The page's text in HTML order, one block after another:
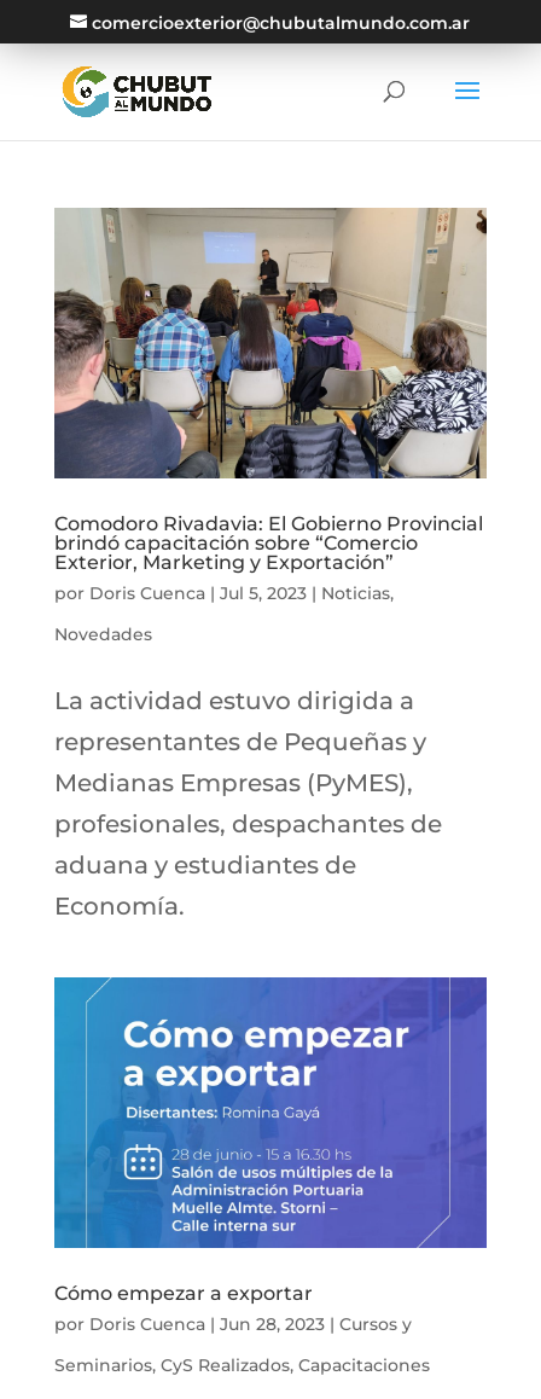
comercioexterior@chubutalmundo.com.ar
Comodoro Rivadavia: El Gobierno Provincial
brindó capacitación sobre “Comercio
Exterior, Marketing y Exportación”
por Doris Cuenca| Jul 5, 2023| Noticias,
Novedades
La actividad estuvo dirigida a
representantes de Pequeñas y
Medianas Empresas (PyMES),
profesionales, despachantes de
aduana y estudiantes de
Economía.
Cómo empezar a exportar
por Doris Cuenca| Jun 28, 2023| Cursos y
Seminarios, CyS Realizados, Capacitaciones